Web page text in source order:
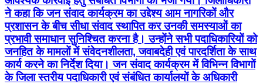
ने कहा कि जन संवाद कार्यक्रम का उद्देश्य आम नागरिकों और
प्रशासन के बीच सीधा संवाद स्थापित कर उनकी समस्याओं का
प्रभावी समाधान सुनिश्चित करना है। उन्होंने सभी पदाधिकारियों को
जनहित के मामलों में संवेदनशीलता, जवाबदेही एवं पारदर्शिता के साथ
कार्य करने का निर्देश दिया। जन संवाद कार्यक्रम में विभिन्न विभागों
के जिला स्तरीय पदाधिकारी एवं संबंधित कार्यालयों के अधिकारी